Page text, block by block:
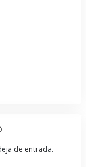
de entrada.